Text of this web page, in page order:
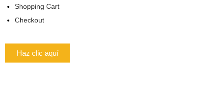
Shopping Cart
Checkout
Haz clic aquí